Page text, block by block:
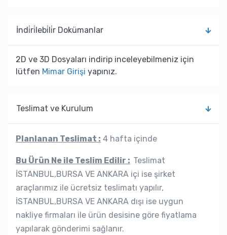
İndi̇ri̇lebi̇li̇r Dokümanlar
2D ve 3D Dosyaları indirip inceleyebilmeniz için
lütfen Mimar Girişi yapınız.
Teslimat ve Kurulum
Planlanan Teslimat : 4 hafta içinde
Bu Ürün Ne ile Teslim Edilir : Teslimat
İSTANBUL,BURSA VE ANKARA içi ise şirket
araçlarımız ile ücretsiz teslimatı yapılır,
İSTANBUL,BURSA VE ANKARA dışı ise uygun
nakliye firmaları ile ürün desisine göre fiyatlama
yapılarak gönderimi sağlanır.